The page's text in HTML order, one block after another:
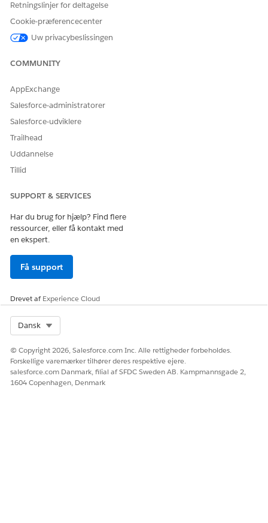
Giv os besked, så vi kan forbedre os!
Retningslinjer for deltagelse
Cookie-præferencecenter
Uw privacybeslissingen
COMMUNITY
AppExchange
Salesforce-administratorer
Salesforce-udviklere
Trailhead
Uddannelse
Tillid
SUPPORT & SERVICES
Har du brug for hjælp? Find flere
ressourcer, eller få kontakt med
en ekspert.
Få support
Drevet afExperience Cloud
Dansk
© Copyright 2026, Salesforce.com Inc. Alle rettigheder forbeholdes.
Forskellige varemærker tilhører deres respektive ejere.
salesforce.com Danmark, filial af SFDC Sweden AB. Kampmannsgade 2,
1604 Copenhagen, Denmark